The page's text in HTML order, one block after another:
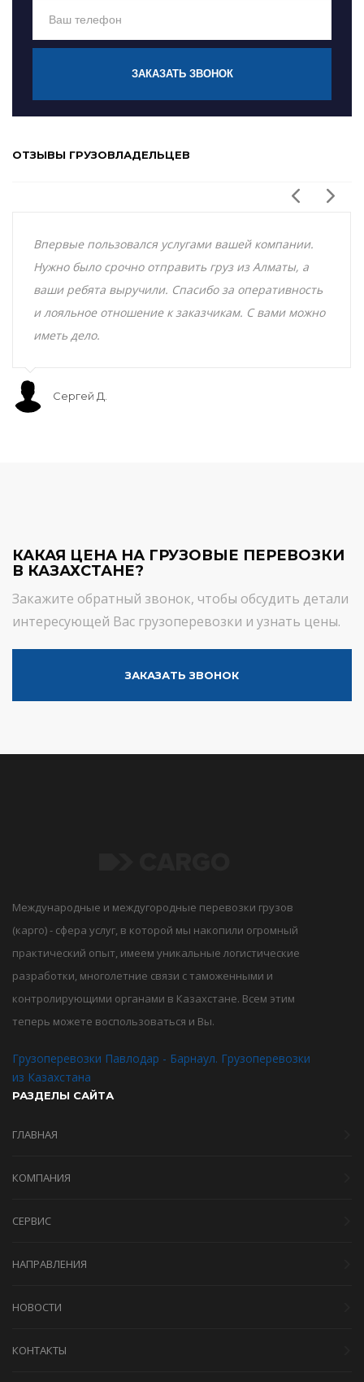
ЗАКАЗАТЬ ЗВОНОК
ОТЗЫВЫ ГРУЗОВЛАДЕЛЬЦЕВ
Впервые пользовался услугами вашей компании.
Нужно было срочно отправить груз из Алматы, а
ваши ребята выручили. Спасибо за оперативность
и лояльное отношение к заказчикам. С вами можно
иметь дело.
Сергей Д.
КАКАЯ ЦЕНА НА ГРУЗОВЫЕ ПЕРЕВОЗКИ
В КАЗАХСТАНЕ?
Закажите обратный звонок, чтобы обсудить детали
интересующей Вас грузоперевозки и узнать цены.
ЗАКАЗАТЬ ЗВОНОК
Международные и междугородные перевозки грузов
(карго) - сфера услуг, в которой мы накопили огромный
практический опыт, имеем уникальные логистические
разработки, многолетние связи с таможенными и
контролирующими органами в Казахстане. Всем этим
теперь можете воспользоваться и Вы.
Грузоперевозки Павлодар - Барнаул. Грузоперевозки
из Казахстана
РАЗДЕЛЫ САЙТА
ГЛАВНАЯ
КОМПАНИЯ
СЕРВИС
НАПРАВЛЕНИЯ
НОВОСТИ
КОНТАКТЫ